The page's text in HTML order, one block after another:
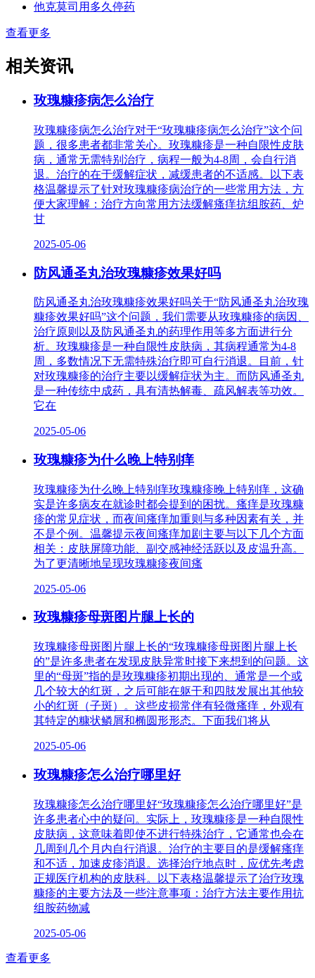
他克莫司用多久停药
查看更多
相关资讯
玫瑰糠疹病怎么治疗
玫瑰糠疹病怎么治疗对于“玫瑰糠疹病怎么治疗”这个问
题，很多患者都非常关心。玫瑰糠疹是一种自限性皮肤
病，通常无需特别治疗，病程一般为4-8周，会自行消
退。治疗的在于缓解症状，减缓患者的不适感。以下表
格温馨提示了针对玫瑰糠疹病治疗的一些常用方法，方
便大家理解：治疗方向常用方法缓解瘙痒抗组胺药、炉
甘
2025-05-06
防风通圣丸治玫瑰糠疹效果好吗
防风通圣丸治玫瑰糠疹效果好吗关于“防风通圣丸治玫瑰
糠疹效果好吗”这个问题，我们需要从玫瑰糠疹的病因、
治疗原则以及防风通圣丸的药理作用等多方面进行分
析。玫瑰糠疹是一种自限性皮肤病，其病程通常为4-8
周，多数情况下无需特殊治疗即可自行消退。目前，针
对玫瑰糠疹的治疗主要以缓解症状为主。而防风通圣丸
是一种传统中成药，具有清热解毒、疏风解表等功效。
它在
2025-05-06
玫瑰糠疹为什么晚上特别痒
玫瑰糠疹为什么晚上特别痒玫瑰糠疹晚上特别痒，这确
实是许多病友在就诊时都会提到的困扰。瘙痒是玫瑰糠
疹的常见症状，而夜间瘙痒加重则与多种因素有关，并
不是个例。温馨提示夜间瘙痒加剧主要与以下几个方面
相关：皮肤屏障功能、副交感神经活跃以及皮温升高。
为了更清晰地呈现玫瑰糠疹夜间瘙
2025-05-06
玫瑰糠疹母斑图片腿上长的
玫瑰糠疹母斑图片腿上长的“玫瑰糠疹母斑图片腿上长
的”是许多患者在发现皮肤异常时接下来想到的问题。这
里的“母斑”指的是玫瑰糠疹初期出现的、通常是一个或
几个较大的红斑，之后可能在躯干和四肢发展出其他较
小的红斑（子斑）。这些皮损常伴有轻微瘙痒，外观有
其特定的糠状鳞屑和椭圆形形态。下面我们将从
2025-05-06
玫瑰糠疹怎么治疗哪里好
玫瑰糠疹怎么治疗哪里好“玫瑰糠疹怎么治疗哪里好”是
许多患者心中的疑问。实际上，玫瑰糠疹是一种自限性
皮肤病，这意味着即使不进行特殊治疗，它通常也会在
几周到几个月内自行消退。治疗的主要目的是缓解瘙痒
和不适，加速皮疹消退。选择治疗地点时，应优先考虑
正规医疗机构的皮肤科。以下表格温馨提示了治疗玫瑰
糠疹的主要方法及一些注意事项：治疗方法主要作用抗
组胺药物减
2025-05-06
查看更多